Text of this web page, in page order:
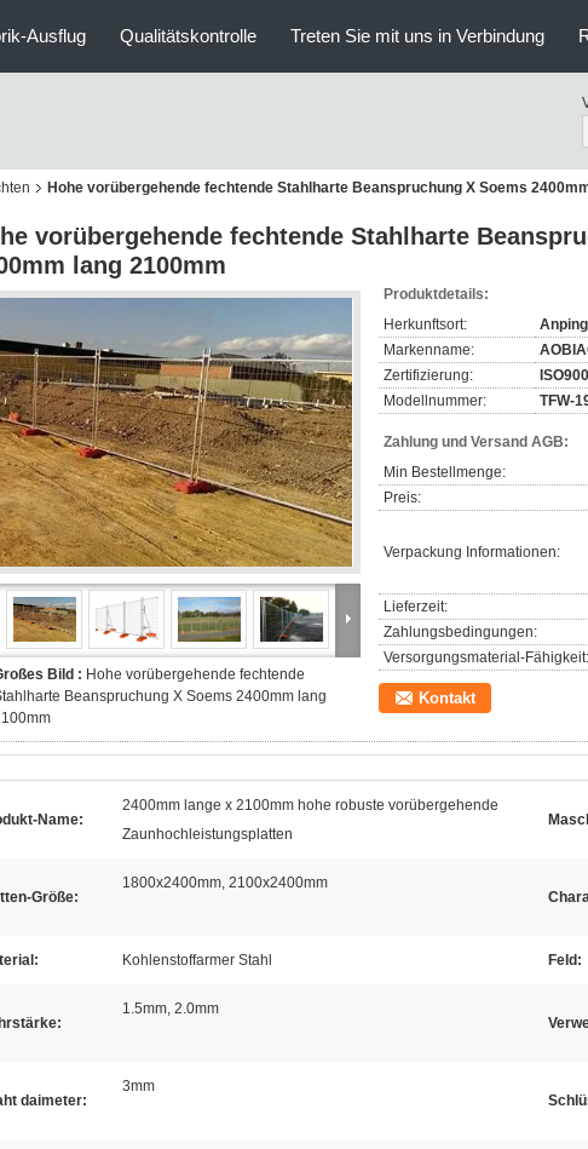
Ausflug Qualitätskontrolle Treten Sie mit uns in Verbindung
Hohe vorübergehende fechtende Stahlharte Beanspruchung X Soems
vorübergehende fechtende Stahlharte
lang 2100mm
Bild : Hohe vorübergehende fechtende
Beanspruchung X Soems 2400mm lang
Produktdetails:
Herkunftsort:
Markenname:
Zertifizierung:
Modellnummer:
TFW-
Zahlung und Versand AGB:
Min Bestellmenge:
Preis:
Verpackung Informationen:
Lieferzeit:
Zahlungsbedingungen:
Versorgungsmaterial-Fähigkeit:
Kontakt
Name:
2400mm lange x 2100mm hohe robuste vorübergehende
Zaunhochleistungsplatten
Größe:
1800x2400mm, 2100x2400mm
Kohlenstoffarmer Stahl Feld:
1.5mm, 2.0mm
daimeter:
3mm